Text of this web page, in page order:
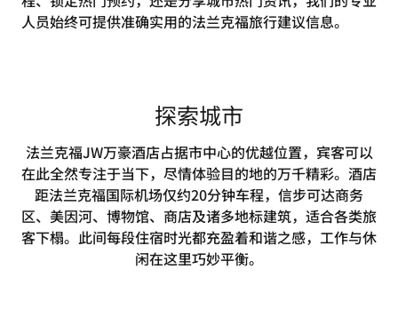
人员始终可提供准确实用的法兰克福旅行建议信息。
探索城市
法兰克福JW万豪酒店占据市中心的优越位置，宾客可以
在此全然专注于当下，尽情体验目的地的万千精彩。酒店
距法兰克福国际机场仅约20分钟车程，信步可达商务
区、美因河、博物馆、商店及诸多地标建筑，适合各类旅
客下榻。此间每段住宿时光都充盈着和谐之感，工作与休
闲在这里巧妙平衡。